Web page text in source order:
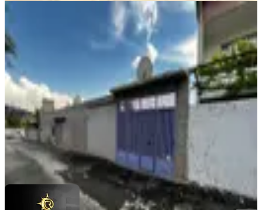
BALKONLU
Yeni Rota'dan Yavuz Selim Mh.
Satılık Tek Katlı Müstakil Ev
Dulkadiroğlu, Yavuz Selim Mahallesi
31.07.2026
3.700.000 ₺
YENİ ROTA İNŞAAT EMLAK
Ara